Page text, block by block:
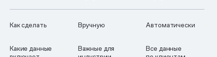
Как сделать Вручную Автоматически
Какие данные
Важные для
Все данные